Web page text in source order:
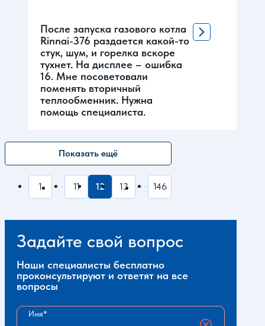
После запуска газового котла
Rinnai-376 раздается какой-то
стук, шум, и горелка вскоре
тухнет. На дисплее – ошибка
16. Мне посоветовали
поменять вторичный
теплообменник. Нужна
помощь специалиста.
Показать ещё
1 11 12 13 146
Задайте свой вопрос
Наши специалисты бесплатно
проконсультируют и ответят на все
вопросы
Имя